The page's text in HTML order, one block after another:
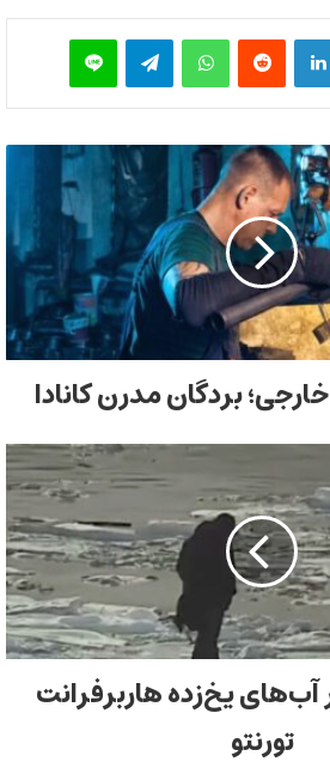
لینکدین‫رددیت واتس آپ تلگرام لاین
بردگان مدرن کانادا
یخ‌زده هاربرفرانت
تورنتو